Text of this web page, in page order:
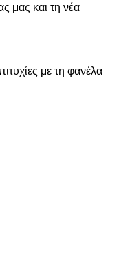
μας και τη νέα
με τη φανέλα